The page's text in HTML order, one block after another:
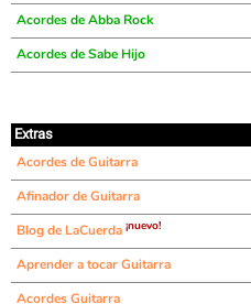
Acordes de Abba Rock
Acordes de Sabe Hijo
Extras
Acordes de Guitarra
Afinador de Guitarra
Blog de LaCuerda ¡nuevo!
Aprender a tocar Guitarra
Acordes Guitarra